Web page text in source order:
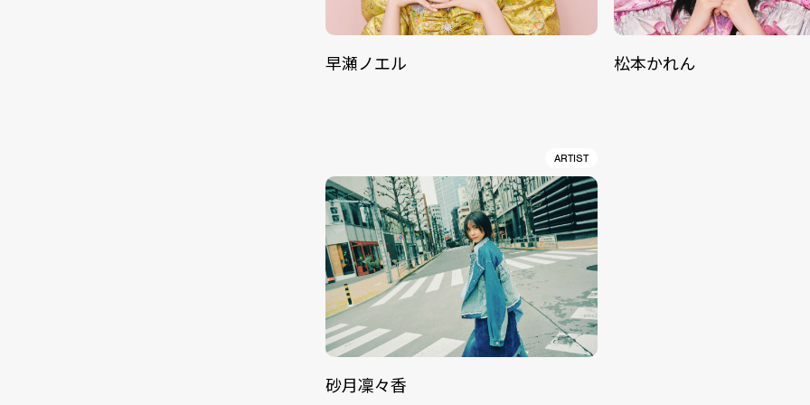
早瀬ノエル 松本かれん
ARTIST
砂月凜々香